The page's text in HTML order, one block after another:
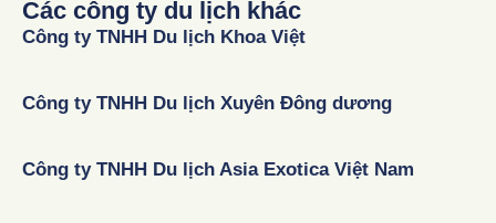
Các công ty du lịch khác
Công ty TNHH Du lịch Khoa Việt
Công ty TNHH Du lịch Xuyên Đông dương
Công ty TNHH Du lịch Asia Exotica Việt Nam